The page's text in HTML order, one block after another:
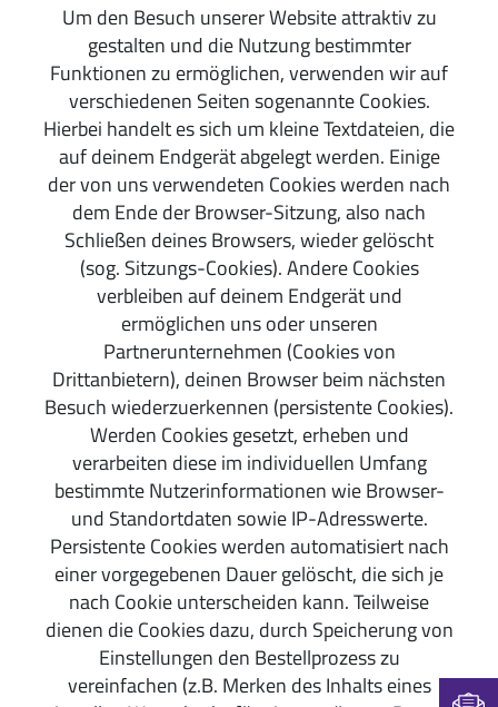
Um den Besuch unserer Website attraktiv zu
gestalten und die Nutzung bestimmter
Funktionen zu ermöglichen, verwenden wir auf
verschiedenen Seiten sogenannte Cookies.
Hierbei handelt es sich um kleine Textdateien, die
auf deinem Endgerät abgelegt werden. Einige
der von uns verwendeten Cookies werden nach
dem Ende der Browser-Sitzung, also nach
Schließen deines Browsers, wieder gelöscht
(sog. Sitzungs-Cookies). Andere Cookies
verbleiben auf deinem Endgerät und
ermöglichen uns oder unseren
Partnerunternehmen (Cookies von
Drittanbietern), deinen Browser beim nächsten
Besuch wiederzuerkennen (persistente Cookies).
Werden Cookies gesetzt, erheben und
verarbeiten diese im individuellen Umfang
bestimmte Nutzerinformationen wie Browser-
und Standortdaten sowie IP-Adresswerte.
Persistente Cookies werden automatisiert nach
einer vorgegebenen Dauer gelöscht, die sich je
nach Cookie unterscheiden kann. Teilweise
dienen die Cookies dazu, durch Speicherung von
Einstellungen den Bestellprozess zu
vereinfachen (z.B. Merken des Inhalts eines